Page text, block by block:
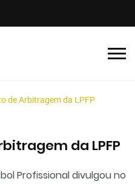
de Arbitragem da LPFP
da LPFP
Profissional divulgou no